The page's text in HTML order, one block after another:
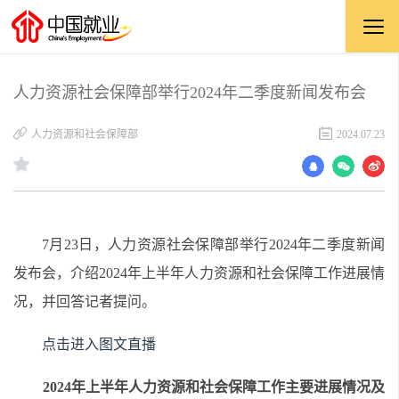
人力资源社会保障部举行2024年二季度新闻发布会
人力资源和社会保障部 2024.07.23
7月23日，人力资源社会保障部举行2024年二季度新闻
发布会，介绍2024年上半年人力资源和社会保障工作进展情
况，并回答记者提问。
点击进入图文直播
2024年上半年人力资源和社会保障工作主要进展情况及